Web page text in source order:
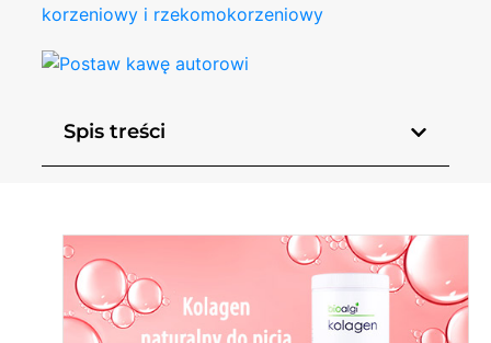
korzeniowy i rzekomokorzeniowy
Spis treści